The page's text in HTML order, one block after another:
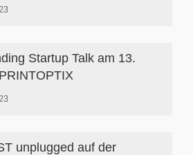
Startup Talk am 13.
unplugged auf der